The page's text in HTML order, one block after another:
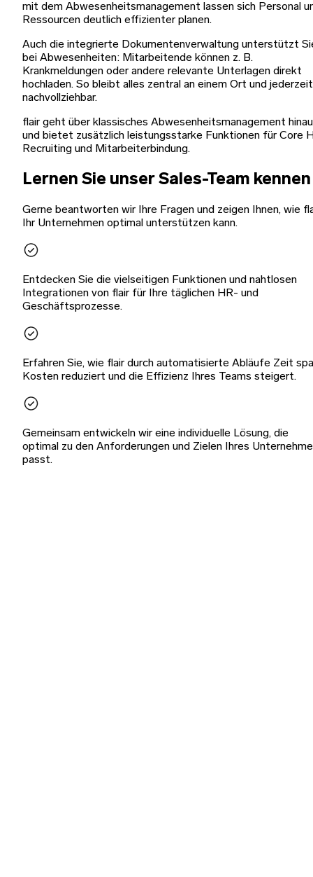
mit dem Abwesenheitsmanagement lassen sich Personal
Ressourcen deutlich effizienter planen.
Auch die integrierte Dokumentenverwaltung unterstützt
bei Abwesenheiten: Mitarbeitende können z. B.
Krankmeldungen oder andere relevante Unterlagen direkt
hochladen. So bleibt alles zentral an einem Ort und jederzeit
nachvollziehbar.
flair geht über klassisches Abwesenheitsmanagement
und bietet zusätzlich leistungsstarke Funktionen für Core
Recruiting und Mitarbeiterbindung.
Lernen Sie unser Sales-Team kennen
Gerne beantworten wir Ihre Fragen und zeigen Ihnen, wie
Ihr Unternehmen optimal unterstützen kann.
Entdecken Sie die vielseitigen Funktionen und nahtlosen
Integrationen von flair für Ihre täglichen HR- und
Geschäftsprozesse.
Erfahren Sie, wie flair durch automatisierte Abläufe Zeit
Kosten reduziert und die Effizienz Ihres Teams steigert.
Gemeinsam entwickeln wir eine individuelle Lösung, die
optimal zu den Anforderungen und Zielen Ihres
passt.